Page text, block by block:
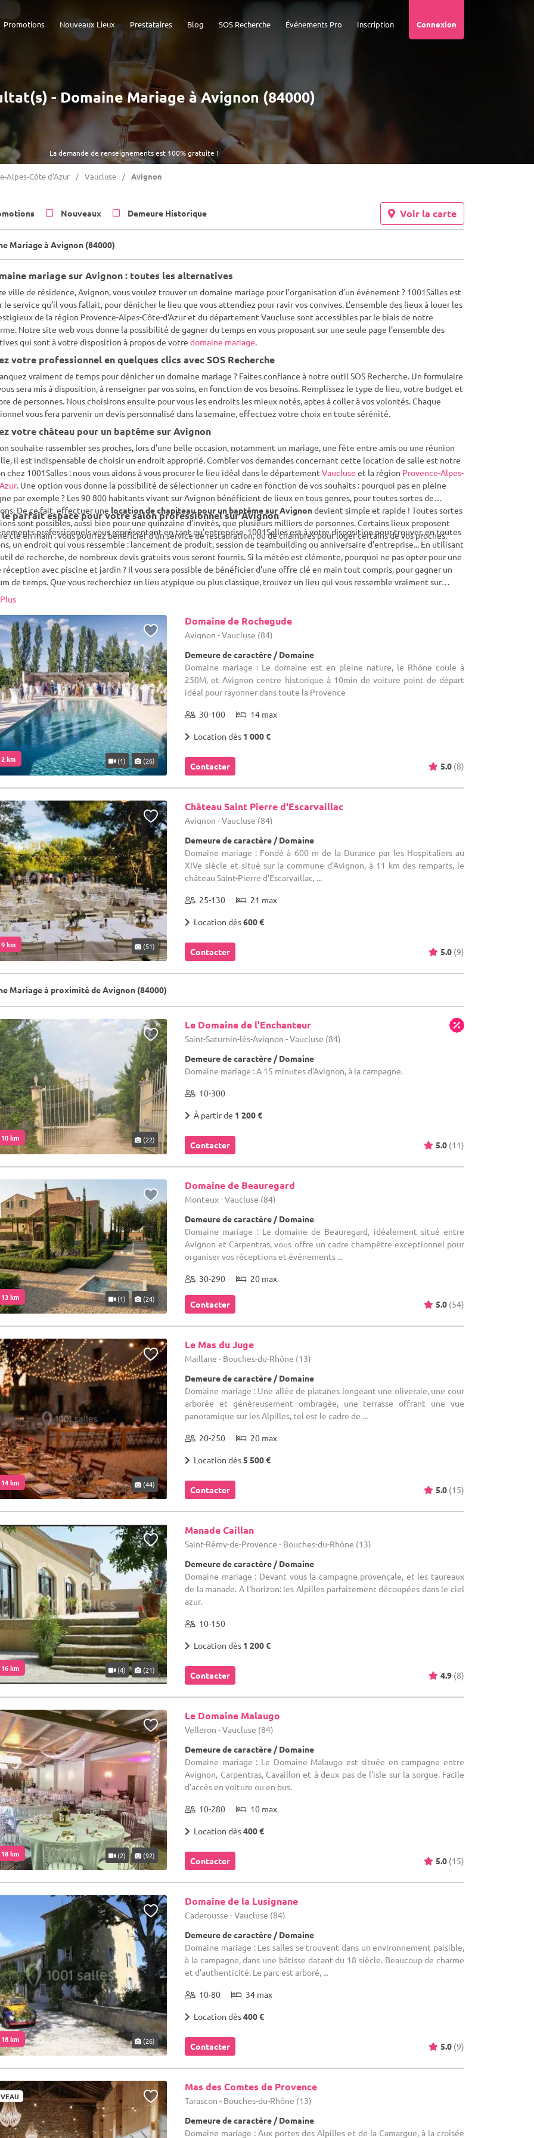
Connexion
Inscription
Événements Pro
SOS Recherche
Blog
Prestataires
Nouveaux Lieux
Promotions
La demande de renseignements est 100% gratuite !
- Domaine Mariage à Avignon (84000)
Alpes-Côte d'Azur Vaucluse Avignon
Nouveaux Demeure Historique Voir la carte
Mariage à Avignon (84000)
mariage sur Avignon : toutes les alternatives
ville de résidence, Avignon, vous voulez trouver un domaine mariage pour l’organisation d’un événement ? 1001Salles est
le service qu’il vous fallait, pour dénicher le lieu que vous attendiez pour ravir vos convives. L’ensemble des lieux à louer les
de la région Provence-Alpes-Côte-d'Azur et du département Vaucluse sont accessibles par le biais de notre
Notre site web vous donne la possibilité de gagner du temps en vous proposant sur une seule page l’ensemble des
qui sont à votre disposition à propos de votre domaine mariage.
votre professionnel en quelques clics avec SOS Recherche
vraiment de temps pour dénicher un domaine mariage ? Faites confiance à notre outil SOS Recherche. Un formulaire
sera mis à disposition, à renseigner par vos soins, en fonction de vos besoins. Remplissez le type de lieu, votre budget et
de personnes. Nous choisirons ensuite pour vous les endroits les mieux notés, aptes à coller à vos volontés. Chaque
vous fera parvenir un devis personnalisé dans la semaine, effectuez votre choix en toute sérénité.
votre château pour un baptême sur Avignon
souhaite rassembler ses proches, lors d’une belle occasion, notamment un mariage, une fête entre amis ou une réunion
il est indispensable de choisir un endroit approprié. Combler vos demandes concernant cette location de salle est notre
chez 1001Salles : nous vous aidons à vous procurer le lieu idéal dans le département Vaucluse et la région Provence-Alpes-
. Une option vous donne la possibilité de sélectionner un cadre en fonction de vos souhaits : pourquoi pas en pleine
par exemple ? Les 90 800 habitants vivant sur Avignon bénéficient de lieux en tous genres, pour toutes sortes de
De ce fait, effectuer une location de chapiteau pour un baptême sur Avignondevient simple et rapide ! Toutes sortes
sont possibles, aussi bien pour une quinzaine d’invités, que plusieurs milliers de personnes. Certains lieux proposent
clé en main : vous pourrez bénéficier d’un service de restauration, ou de chambres pour loger certains de vos proches.
le parfait espace pour votre salon professionnel sur Avignon
professionnels vous représentent en tant qu’entreprise. 1001Salles est à votre disposition pour trouver, en toutes
un endroit qui vous ressemble : lancement de produit, session de teambuilding ou anniversaire d'entreprise... En utilisant
de recherche, de nombreux devis gratuits vous seront fournis. Si la météo est clémente, pourquoi ne pas opter pour une
réception avec piscine et jardin ? Il vous sera possible de bénéficier d’une offre clé en main tout compris, pour gagner un
de temps. Que vous recherchiez un lieu atypique ou plus classique, trouvez un lieu qui vous ressemble vraiment sur
dans le département Vaucluse.
km (1) (26)
Domaine de Rochegude
Avignon - Vaucluse (84)
Demeure de caractère / Domaine
Domaine mariage : Le domaine est en pleine nature, le Rhône coule à
250M, et Avignon centre historique à 10min de voiture point de départ
idéal pour rayonner dans toute la Provence
30-100 14 max
Location dès 1 000 €
Contacter 5.0 (8)
km (51)
Château Saint Pierre d'Escarvaillac
Avignon - Vaucluse (84)
Demeure de caractère / Domaine
Domaine mariage : Fondé à 600 m de la Durance par les Hospitaliers au
XIVe siècle et situé sur la commune d'Avignon, à 11 km des remparts, le
château Saint-Pierre d'Escarvaillac, ...
25-130 21 max
Location dès600 €
Contacter 5.0 (9)
Mariage à proximité de Avignon (84000)
km (22)
Le Domaine de l'Enchanteur
Saint-Saturnin-lès-Avignon - Vaucluse (84)
Demeure de caractère / Domaine
Domaine mariage : A 15 minutes d'Avignon, à la campagne.
10-300
À partir de 1 200 €
Contacter 5.0 (11)
km (1) (24)
Domaine de Beauregard
Monteux - Vaucluse (84)
Demeure de caractère / Domaine
Domaine mariage : Le domaine de Beauregard, idéalement situé entre
Avignon et Carpentras, vous offre un cadre champêtre exceptionnel pour
organiser vos réceptions et événements ...
30-290 20 max
Contacter 5.0 (54)
km (44)
Le Mas du Juge
Maillane - Bouches-du-Rhône (13)
Demeure de caractère / Domaine
Domaine mariage : Une allée de platanes longeant une oliveraie, une cour
arborée et généreusement ombragée, une terrasse offrant une vue
panoramique sur les Alpilles, tel est le cadre de ...
20-250 20 max
Location dès5 500 €
Contacter 5.0 (15)
km (4) (21)
Manade Caillan
Saint-Rémy-de-Provence - Bouches-du-Rhône (13)
Demeure de caractère / Domaine
Domaine mariage : Devant vous la campagne provençale, et les taureaux
de la manade. A l'horizon: les Alpilles parfaitement découpées dans le ciel
azur.
10-150
Location dès 1 200 €
Contacter 4.9 (8)
km (2) (92)
Le Domaine Malaugo
Velleron - Vaucluse (84)
Demeure de caractère / Domaine
Domaine mariage : Le Domaine Malaugo est située en campagne entre
Avignon, Carpentras, Cavaillon et à deux pas de l'isle sur la sorgue. Facile
d'accès en voiture ou en bus.
10-280 10 max
Location dès400 €
Contacter 5.0 (15)
km (26)
Domaine de la Lusignane
Caderousse - Vaucluse (84)
Demeure de caractère / Domaine
Domaine mariage : Les salles se trouvent dans un environnement paisible,
à la campagne, dans une bâtisse datant du 18 siècle. Beaucoup de charme
et d'authenticité. Le parc est arboré, ...
10-80 34 max
Location dès400 €
Contacter 5.0 (9)
Mas des Comtes de Provence
Tarascon - Bouches-du-Rhône (13)
Demeure de caractère / Domaine
Domaine mariage : Aux portes des Alpilles et de la Camargue, à la croisée